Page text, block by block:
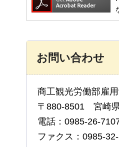
お問い合わせ
商工観光労働部雇
〒880-8501 宮崎
電話：0985-26-
ファクス：0985-